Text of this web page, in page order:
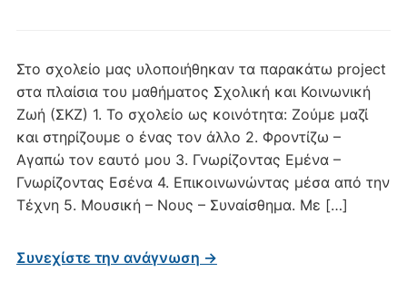
Στο σχολείο μας υλοποιήθηκαν τα παρακάτω project
στα πλαίσια του μαθήματος Σχολική και Κοινωνική
Ζωή (ΣΚΖ) 1. Το σχολείο ως κοινότητα: Ζούμε μαζί
και στηρίζουμε ο ένας τον άλλο 2. Φροντίζω –
Αγαπώ τον εαυτό μου 3. Γνωρίζοντας Εμένα –
Γνωρίζοντας Εσένα 4. Επικοινωνώντας μέσα από την
Τέχνη 5. Μουσική – Νους – Συναίσθημα. Με […]
Συνεχίστε την ανάγνωση →